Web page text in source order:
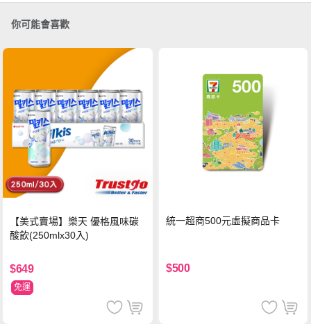
你可能會喜歡
【美式賣場】樂天 優格風味碳
酸飲(250mlx30入)
$649
免運
統一超商500元虛擬商品卡
$500